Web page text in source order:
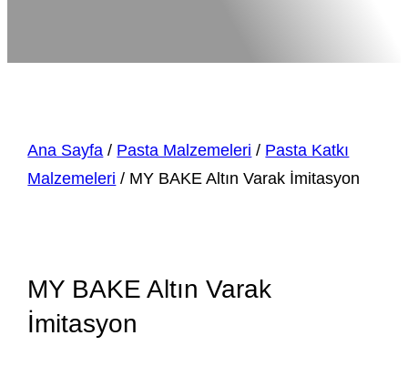
Ana Sayfa / Pasta Malzemeleri / Pasta Katkı
Malzemeleri / MY BAKE Altın Varak İmitasyon
MY BAKE Altın Varak
İmitasyon